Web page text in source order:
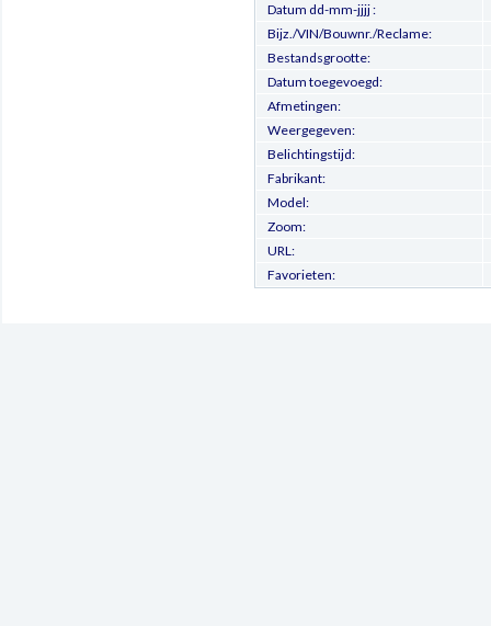
Datum dd-mm-jjjj :
Bijz./VIN/Bouwnr./Reclame:
Bestandsgrootte:
Datum toegevoegd:
Afmetingen:
Weergegeven:
Belichtingstijd:
Fabrikant:
Model:
Zoom:
URL:
Favorieten: